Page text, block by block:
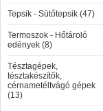
Tepsik - Sütőtepsik (47)
Termoszok - Hőtároló
edények (8)
Tésztagépek,
tésztakészítők,
cérnametéltvágó gépek
(13)